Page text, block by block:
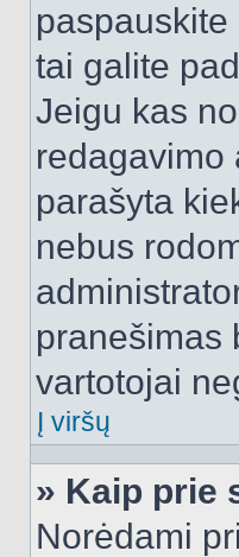
tai galite
Jeigu kas
redagavimo
parašyta
nebus
pranešimas
vartotojai
Į viršų
» Kaip prie
Norėdami